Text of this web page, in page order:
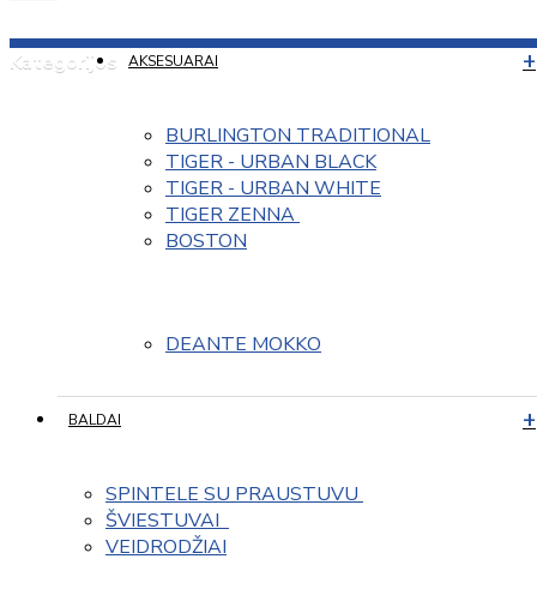
Kategorijos AKSESUARAI
BURLINGTON TRADITIONAL
TIGER - URBAN BLACK
TIGER - URBAN WHITE
TIGER ZENNA
BOSTON
DEANTE MOKKO
BALDAI
SPINTELE SU PRAUSTUVU
ŠVIESTUVAI
VEIDRODŽIAI